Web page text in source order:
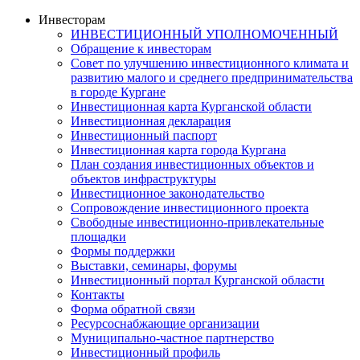
Инвесторам
ИНВЕСТИЦИОННЫЙ УПОЛНОМОЧЕННЫЙ
Обращение к инвесторам
Совет по улучшению инвестиционного климата и
развитию малого и среднего предпринимательства
в городе Кургане
Инвестиционная карта Курганской области
Инвестиционная декларация
Инвестиционный паспорт
Инвестиционная карта города Кургана
План создания инвестиционных объектов и
объектов инфраструктуры
Инвестиционное законодательство
Сопровождение инвестиционного проекта
Свободные инвестиционно-привлекательные
площадки
Формы поддержки
Выставки, семинары, форумы
Инвестиционный портал Курганской области
Контакты
Форма обратной связи
Ресурсоснабжающие организации
Муниципально-частное партнерство
Инвестиционный профиль